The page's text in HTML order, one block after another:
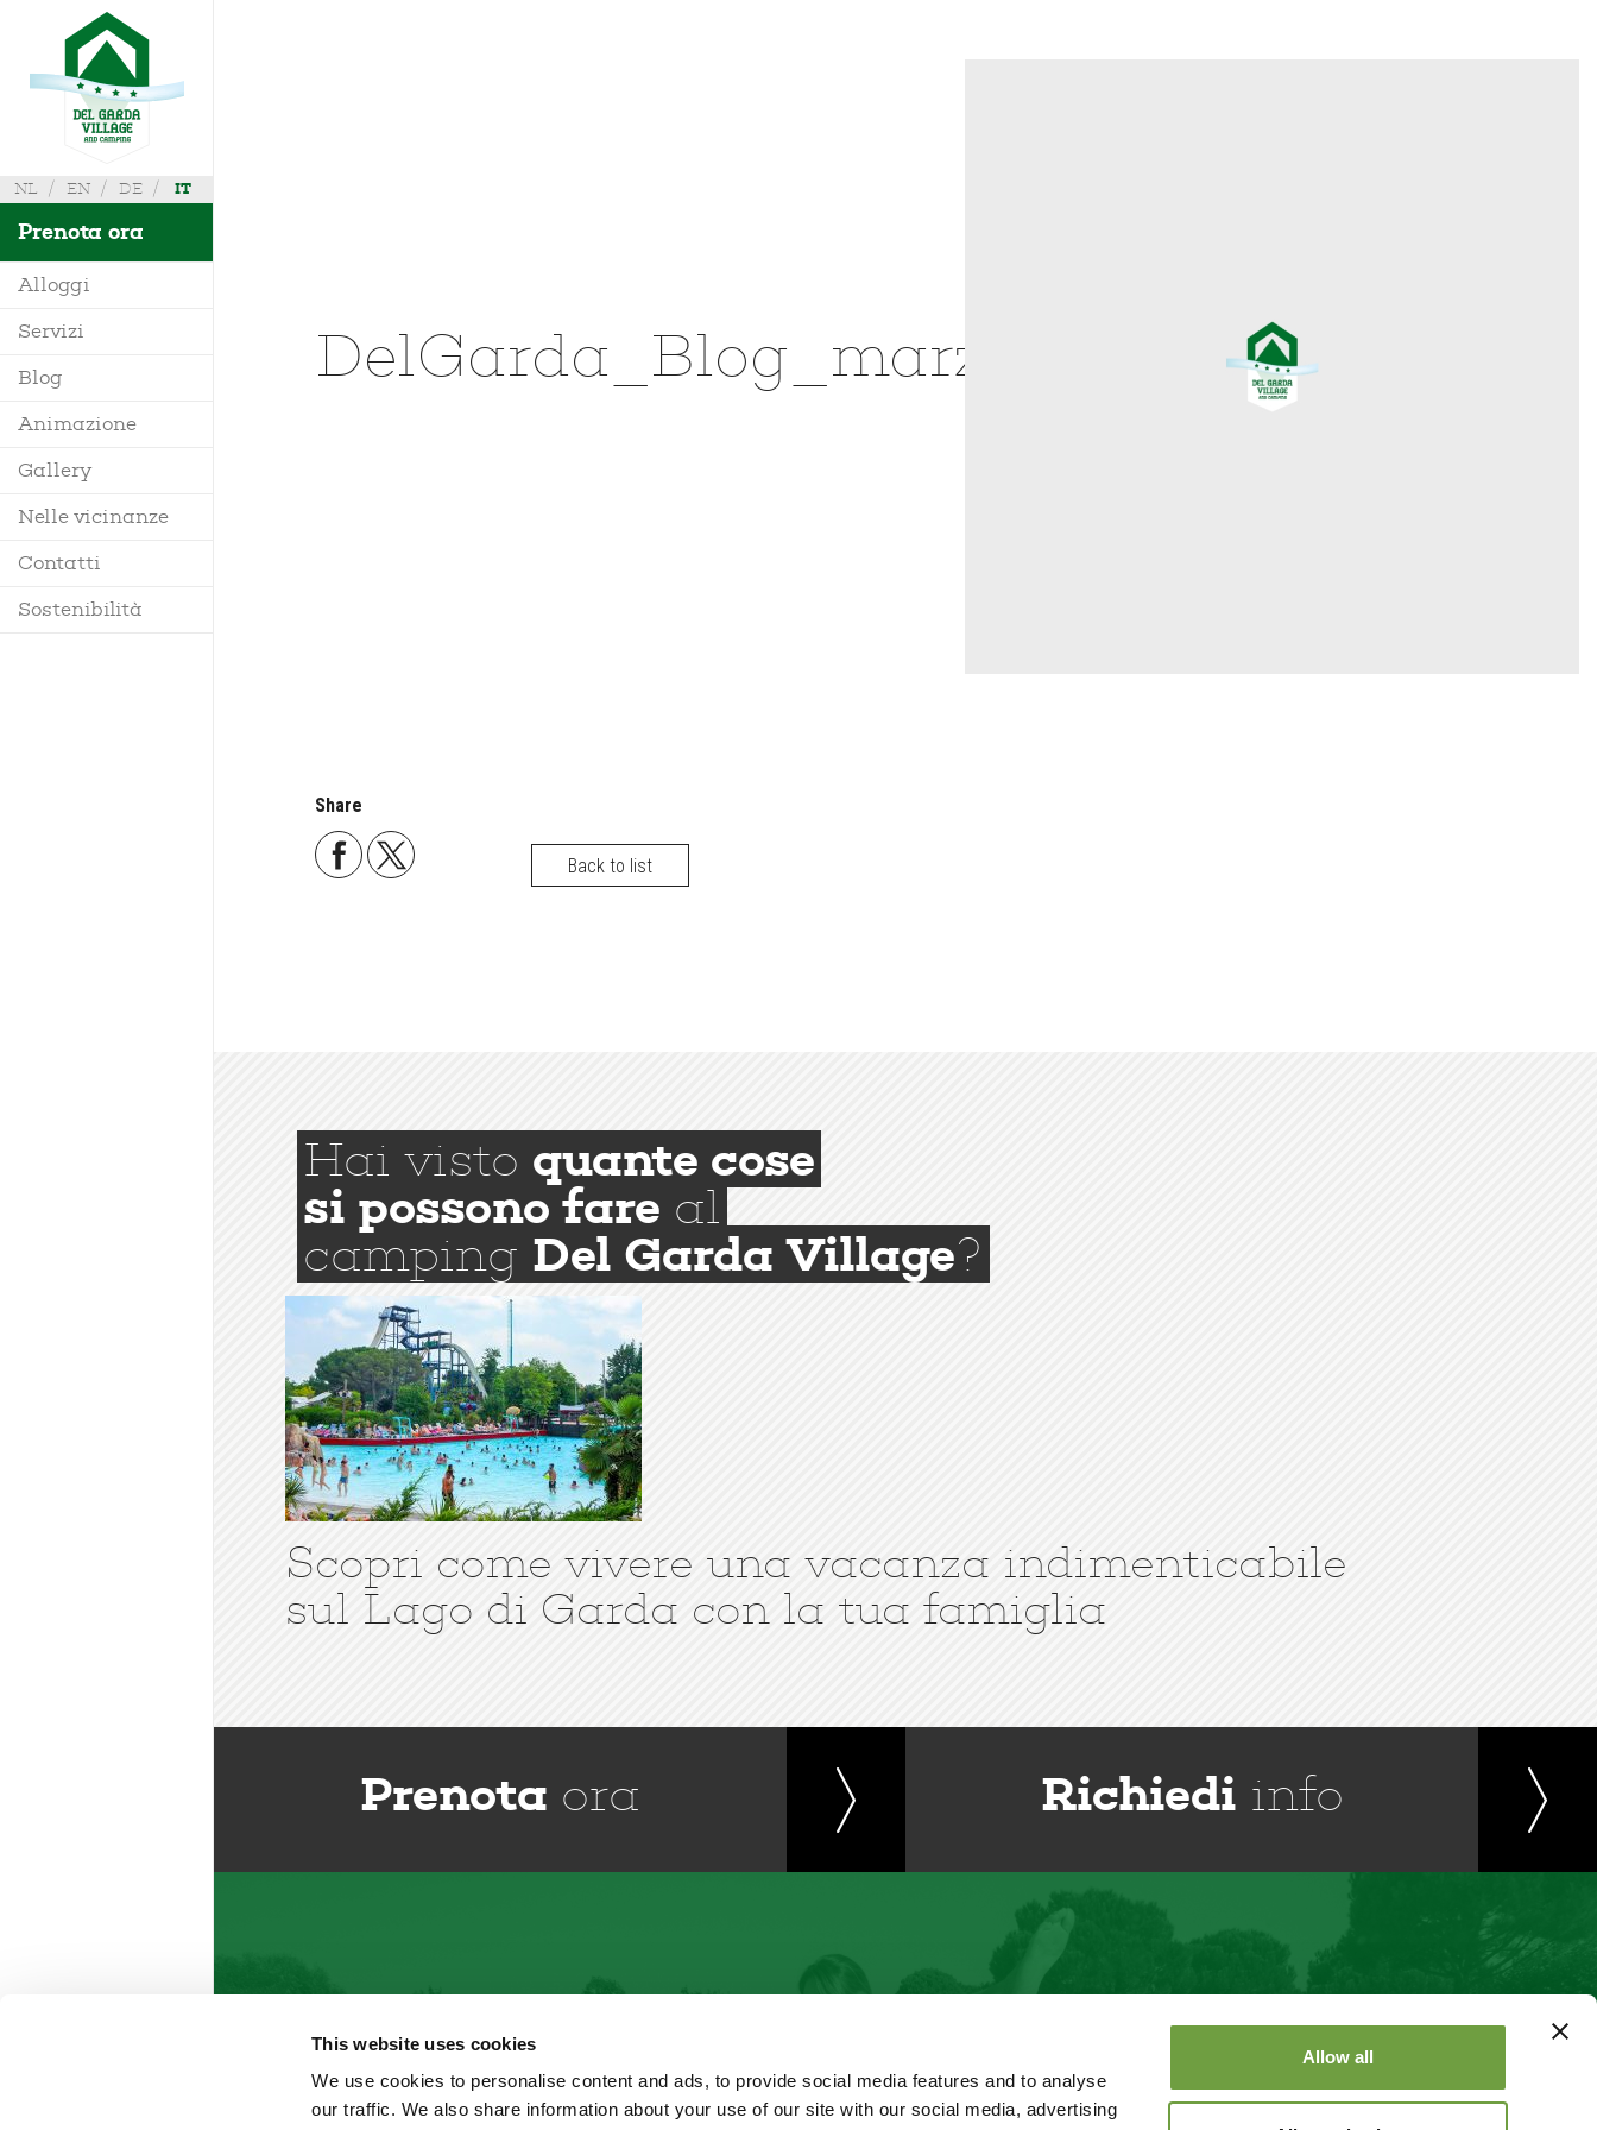
This website uses cookies
We use cookies to personalise content and ads, to provide social media features and to analyse
our traffic. We also share information about your use of our site with our social media, advertising
Allow all
NL EN DE IT
Prenota ora
Alloggi
Villa
Mobile Home
Bungalow
Glamping
Servizi
Blog
Animazione
Gallery
Nelle vicinanze
Contatti
Richiedi Info
Dove siamo
Mappa
Regolamento
Sostenibilità
DelGarda_Blog_marzo_caneva
Share
Back to list
Hai visto quante cose
si possono fare al
camping Del Garda Village?
Scopri come vivere una vacanza indimenticabile
sul Lago di Garda con la tua famiglia
Prenota ora Richiedi info